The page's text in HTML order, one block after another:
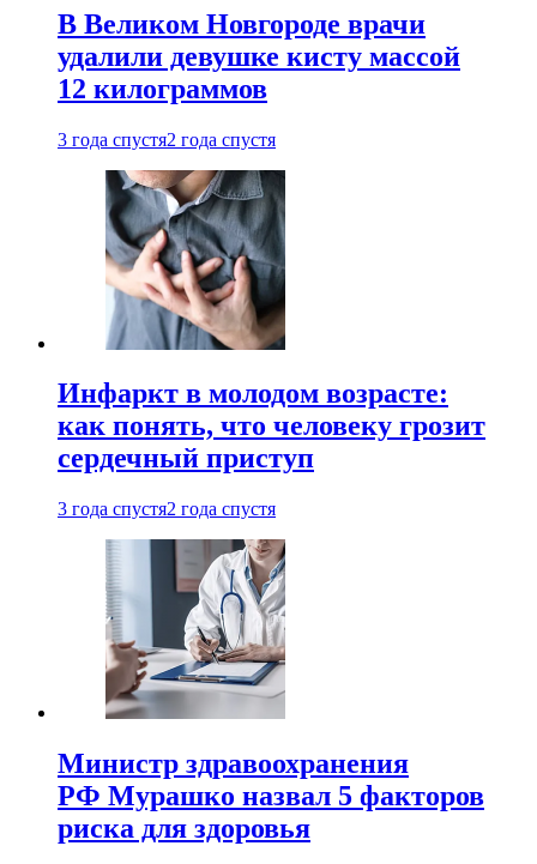
В Великом Новгороде врачи
удалили девушке кисту массой
12 килограммов
3 года спустя2 года спустя
Инфаркт в молодом возрасте:
как понять, что человеку грозит
сердечный приступ
3 года спустя2 года спустя
Министр здравоохранения
РФ Мурашко назвал 5 факторов
риска для здоровья